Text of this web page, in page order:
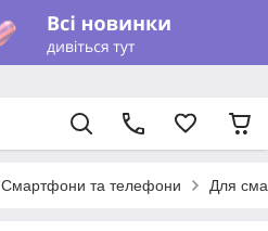
Смартфони та телефони Для